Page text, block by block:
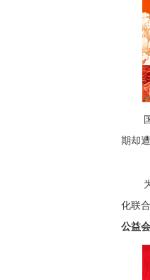
期却
化联
公益